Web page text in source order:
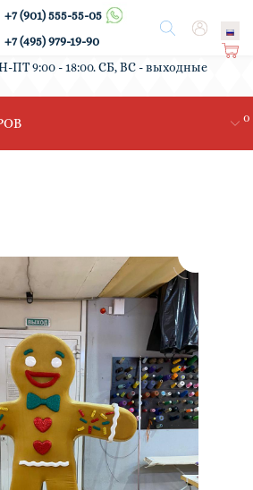
Поиск
+7 (901) 555-55-05
+7 (495) 979-19-90
Ко
ин
а
0
Вход
/
ПТ 9:00 - 18:00. СБ, ВС - выходные